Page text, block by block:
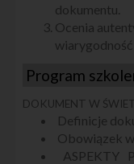
dokumentu.
Ocenia
wiarygodność
Program
DOKUMENT W
Definicje
Obowiązek
ASPEKTY